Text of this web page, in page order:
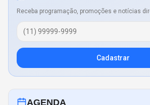
Receba programação, promoções e notícias
Cadastrar
AGENDA